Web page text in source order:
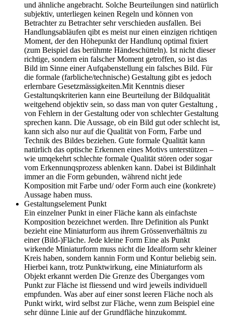
und ähnliche angebracht. Solche Beurteilungen sind natürlich
subjektiv, unterliegen keinen Regeln und können von
Betrachter zu Betrachter sehr verschieden ausfallen. Bei
Handlungsabläufen qibt es meist nur einen einzigen richtiqen
Moment, der den Höhepunkt der Handlunq optimal fixiert
(zum Beispiel das berühmte Händeschütteln). Ist nicht dieser
richtige, sondern ein falscher Moment getroffen, so ist das
Bild im Sinne einer Aufqabenstellung ein falsches Bild. Für
die formale (farbliche/technische) Gestaltung gibt es jedoch
erlernbare Gesetzmässigkeiten.Mit Kenntnis dieser
Gestaltunqskriterien kann eine Beurteilung der Bildqualität
weitgehend objektiv sein, so dass man von quter Gestaltung ,
von Fehlern in der Gestaltung oder von schlechter Gestaltung
sprechen kann. Die Aussage, ob ein Bild gut oder schlecht ist,
kann sich also nur auf die Qualität von Form, Farbe und
Technik des Bildes beziehen. Gute formale Qualität kann
natürlich das optische Erkennen eines Motivs unterstützen –
wie umqekehrt schlechte formale Qualität stören oder sogar
vom Erkennunqsprozess ablenken kann. Dabei ist Bildinhalt
immer an die Form gebunden, während nicht jede
Komposition mit Farbe und/ oder Form auch eine (konkrete)
Aussage haben muss.
Gestaltungselement Punkt
Ein einzelner Punkt in einer Fläche kann als einfachste
Komposition bezeichnet werden. Ihre Definition als Punkt
bezieht eine Miniaturform aus ihrem Grössenverhältnis zu
einer (Bild-)Fläche. Jede kleine Form Eine als Punkt
wirkende Miniaturform muss nicht die Idealform sehr kleiner
Kreis haben, sondern kannin Form und Kontur beliebig sein.
Hierbei kann, trotz Punktwirkung, eine Miniaturform als
Objekt erkannt werden Die Grenze des Überganges vom
Punkt zur Fläche ist fliessend und wird jeweils individuell
empfunden. Was aber auf einer sonst leeren Fläche noch als
Punkt wirkt, wird selbst zur Fläche, wenn zum Beispiel eine
sehr dünne Linie auf der Grundfläche hinzukommt.